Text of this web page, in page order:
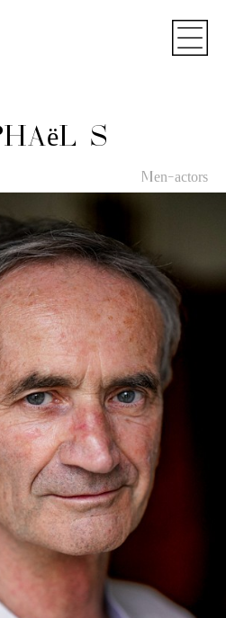
S
Men-actors